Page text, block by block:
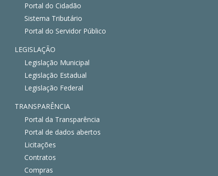
Portal do Cidadão
Sistema Tributário
Portal do Servidor Público
LEGISLAÇÃO
Legislação Municipal
Legislação Estadual
Legislação Federal
TRANSPARÊNCIA
Portal da Transparência
Portal de dados abertos
Licitações
Contratos
Compras